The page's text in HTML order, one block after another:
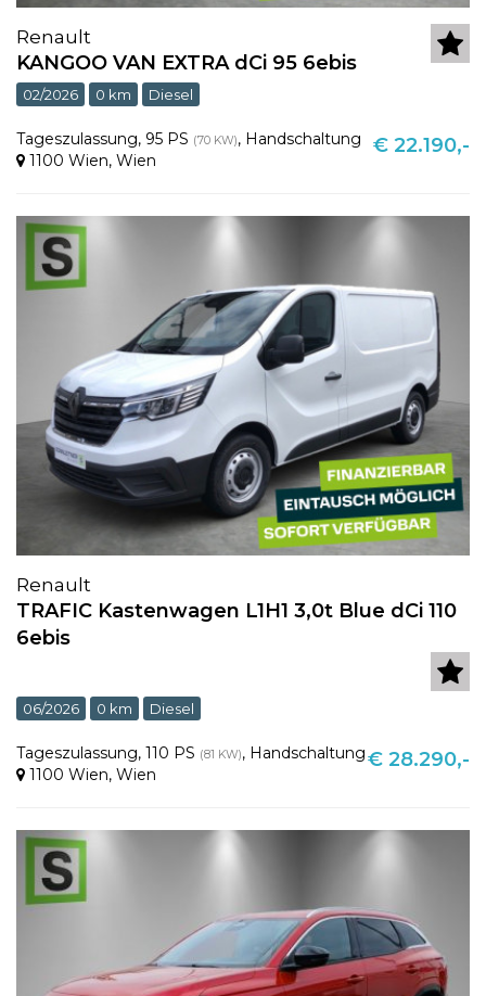
Renault
KANGOO VAN EXTRA dCi 95 6ebis
02/2026 0 km Diesel
Tageszulassung, 95 PS (70 KW), Handschaltung
1100 Wien, Wien
€ 22.190,-
Renault
TRAFIC Kastenwagen L1H1 3,0t Blue dCi 110
6ebis
06/2026 0 km Diesel
Tageszulassung, 110 PS (81 KW), Handschaltung
1100 Wien, Wien
€ 28.290,-